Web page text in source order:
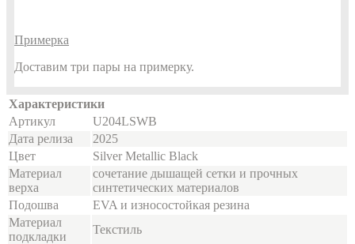
Примерка
Доставим три пары на примерку.
Характеристики
Артикул
U204LSWB
Дата релиза
2025
Цвет
Silver Metallic Black
Материал
верха
сочетание дышащей сетки и прочных
синтетических материалов
Подошва
EVA и износостойкая резина
Материал
подкладки
Текстиль